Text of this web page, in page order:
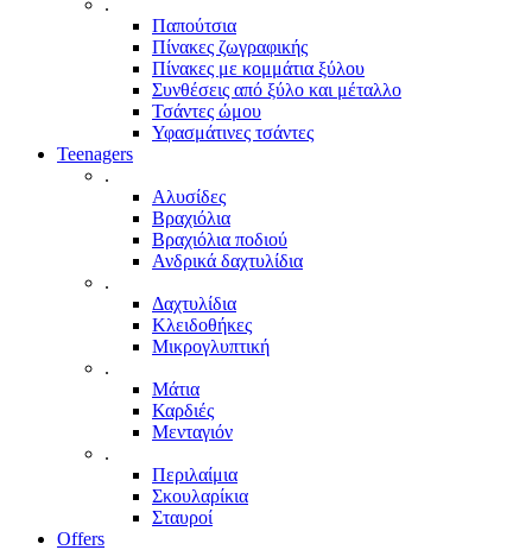
.
Παπούτσια
Πίνακες ζωγραφικής
Πίνακες με κομμάτια ξύλου
Συνθέσεις από ξύλο και μέταλλο
Τσάντες ώμου
Υφασμάτινες τσάντες
Teenagers
.
Αλυσίδες
Βραχιόλια
Βραχιόλια ποδιού
Ανδρικά δαχτυλίδια
.
Δαχτυλίδια
Κλειδοθήκες
Μικρογλυπτική
.
Μάτια
Καρδιές
Μενταγιόν
.
Περιλαίμια
Σκουλαρίκια
Σταυροί
Offers